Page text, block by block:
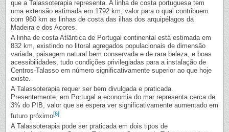
que a Talassoterapia representa. A linha de costa portuguesa tem
uma extensão estimada em 1792 km, valor para o qual contribuem
com 960 km as linhas de costa das ilhas dos arquipélagos da
Madeira e dos Açores.
A linha de costa Atlântica de Portugal continental está estimada em
832 km, existindo no litoral agregados populacionais de dimensão
variada, paisagem natural bem conservada e de rara beleza, e boas
acessibilidades, tudo condições privilegiadas para a instalação de
Centros-Talasso em número significativamente superior ao que hoje
existe.
A Talassoterapia requer ser bem divulgada e praticada.
Presentemente, em Portugal a economia do mar representa cerca de
3% do PIB, valor que se espera ver significativamente aumentado em
futuro próximo[6].
A Talassoterapia pode ser praticada em dois tipos de